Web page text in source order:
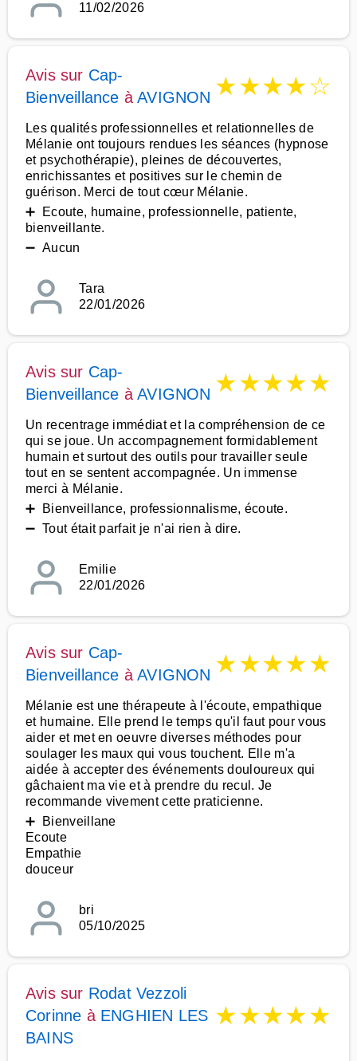
11/02/2026
Avis sur Cap-
Bienveillance àAVIGNON ★★★★☆
Les qualités professionnelles et relationnelles de
Mélanie ont toujours rendues les séances (hypnose
et psychothérapie), pleines de découvertes,
enrichissantes et positives sur le chemin de
guérison. Merci de tout cœur Mélanie.
➕ Ecoute, humaine, professionnelle, patiente,
bienveillante.
➖ Aucun
Tara
22/01/2026
Avis sur Cap-
Bienveillance àAVIGNON ★★★★★
Un recentrage immédiat et la compréhension de ce
qui se joue. Un accompagnement formidablement
humain et surtout des outils pour travailler seule
tout en se sentent accompagnée. Un immense
merci à Mélanie.
➕ Bienveillance, professionnalisme, écoute.
➖ Tout était parfait je n'ai rien à dire.
Emilie
22/01/2026
Avis sur Cap-
Bienveillance àAVIGNON ★★★★★
Mélanie est une thérapeute à l'écoute, empathique
et humaine. Elle prend le temps qu'il faut pour vous
aider et met en oeuvre diverses méthodes pour
soulager les maux qui vous touchent. Elle m'a
aidée à accepter des événements douloureux qui
gâchaient ma vie et à prendre du recul. Je
recommande vivement cette praticienne.
➕ Bienveillane
Ecoute
Empathie
douceur
bri
05/10/2025
Avis sur Rodat Vezzoli
Corinne à ENGHIEN LES
BAINS
★★★★★